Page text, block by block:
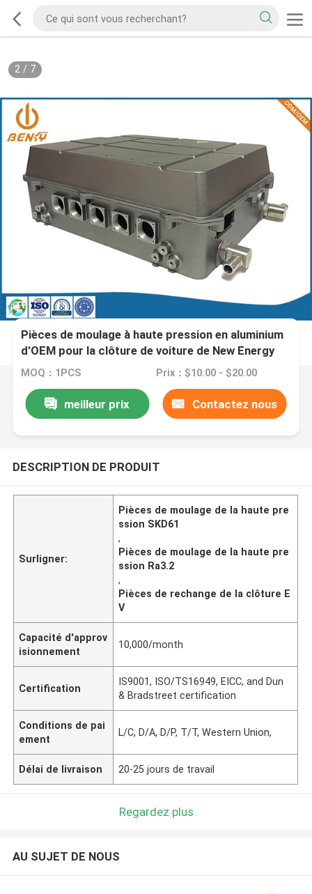
2/ 7
Pièces de moulage à haute pression en aluminium
d'OEM pour la clôture de voiture de New Energy
MOQ：1PCS Prix：$10.00 - $20.00
meilleur prix Contactez nous
DESCRIPTION DE PRODUIT
Surligner:
Pièces de moulage de la haute pre
ssion SKD61
,
Pièces de moulage de la haute pre
ssion Ra3.2
,
Pièces de rechange de la clôture E
V
Capacité d'approv
isionnement
10,000/month
Certification
IS9001, ISO/TS16949, EICC, and Dun
& Bradstreet certification
Conditions de pai
ement
L/C, D/A, D/P, T/T, Western Union,
Délai de livraison 20-25 jours de travail
Regardez plus
AU SUJET DE NOUS